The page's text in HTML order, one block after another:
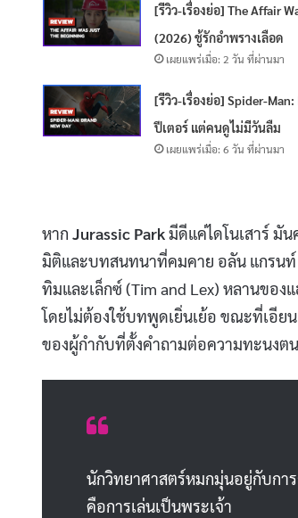
[รีวิว-เรื่องย่อ] The Affair
(2026) ชู้รักอำพรางเลือด
เผยแพร่เมื่อ: 2 วัน ที่ผ่านมา
[รีวิว-เรื่องย่อ] Spider-
ปีเตอร์ แต่คนดูไม่มีวันลืม
เผยแพร่เมื่อ: 6 วัน ที่ผ่านมา
หาก Jurassic Parkมีดีแค่ไดโนเสาร์ มั
มิติและบทสนทนาที่คมคาย อลัน แกรนท์
ทิมและเล็กซ์ (Tim and Lex) หลานขอ
โดยไม่ต้องใช้บทพูดเยิ่นเย้อ ขณะที่เอีย
ของผู้กำกับที่ตั้งคำถามต่อความทะนงต
นักวิทยาศาสตร์หมกมุ่นอยู่กับการ
คือการเล่นเป็นพระเจ้า